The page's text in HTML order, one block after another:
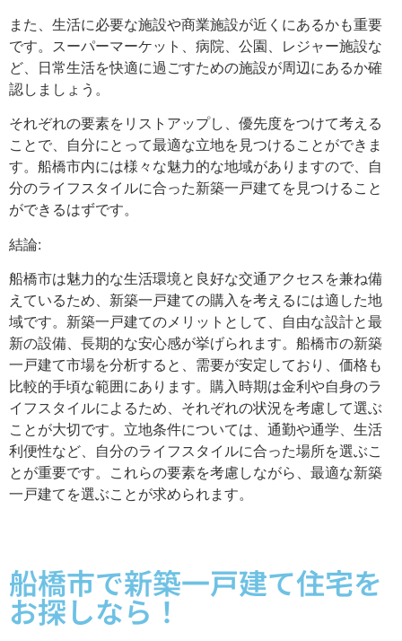
また、生活に必要な施設や商業施設が近くにあるかも重要
です。スーパーマーケット、病院、公園、レジャー施設な
ど、日常生活を快適に過ごすための施設が周辺にあるか確
認しましょう。
それぞれの要素をリストアップし、優先度をつけて考える
ことで、自分にとって最適な立地を見つけることができま
す。船橋市内には様々な魅力的な地域がありますので、自
分のライフスタイルに合った新築一戸建てを見つけること
ができるはずです。
結論:
船橋市は魅力的な生活環境と良好な交通アクセスを兼ね備
えているため、新築一戸建ての購入を考えるには適した地
域です。新築一戸建てのメリットとして、自由な設計と最
新の設備、長期的な安心感が挙げられます。船橋市の新築
一戸建て市場を分析すると、需要が安定しており、価格も
比較的手頃な範囲にあります。購入時期は金利や自身のラ
イフスタイルによるため、それぞれの状況を考慮して選ぶ
ことが大切です。立地条件については、通勤や通学、生活
利便性など、自分のライフスタイルに合った場所を選ぶこ
とが重要です。これらの要素を考慮しながら、最適な新築
一戸建てを選ぶことが求められます。
船橋市で新築一戸建て住宅を
お探しなら！